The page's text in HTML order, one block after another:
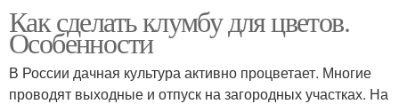
Как сделать клумбу для цветов.
Особенности
В России дачная культура активно процветает. Многие
проводят выходные и отпуск на загородных участках. На